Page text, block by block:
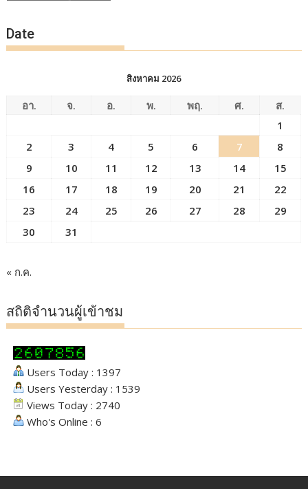
Date
สิงหาคม 2026
อา. จ. อ. พ. พฤ. ศ.
ส.
1
2
3 4 5 6 7
8
9
10 11 12 13 14
15
16
17 18 19 20 21
22
23
24 25 26 27 28
29
30
31
« ก.ค.
สถิติจำนวนผู้เข้าชม
Users Today : 1397
Users Yesterday : 1539
Views Today : 2740
Who's Online : 6